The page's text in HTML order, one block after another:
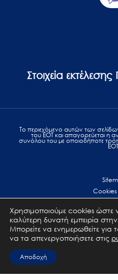
Στοιχεία
Το περιεχόμενο αυτών των
του ΕΟΤ και απαγορεύεται η
συνόλου του με οποιοδήποτε
Cookies
Terms
Χρησιμοποιούμε cookies ώστε
καλύτερη δυνατή εμπειρία
Μπορείτε να ενημερωθείτε
να τα απενεργοποιήσετε στις
Αποδοχή